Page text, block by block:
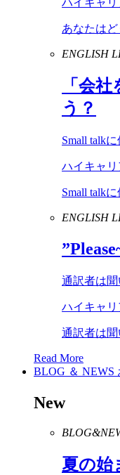
あなたは
ENGLISH
「会
う？
Small talkに
ハイキャ
Small talk
ENGLISH
”Please
通訳者は
ハイキャ
通訳者は
Read More
BLOG ＆ NEWS
New
夏の始